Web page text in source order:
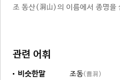
조 동산(洞山)의 이름에서 종명을
관련 어휘
비슷한말 조동(曹洞)